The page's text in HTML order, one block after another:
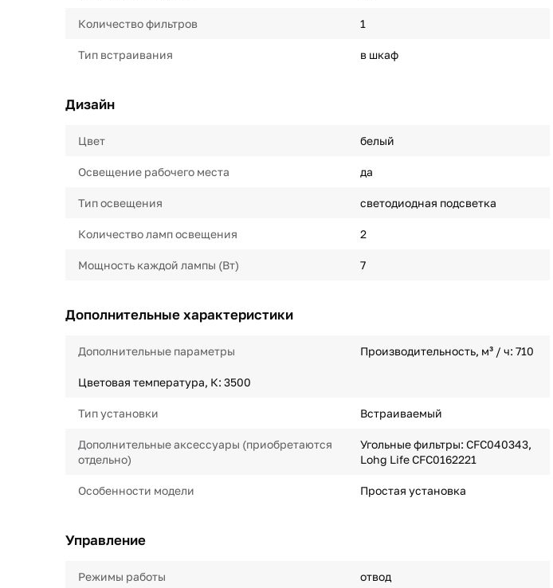
Количество фильтров 1
Тип встраивания в шкаф
Дизайн
Цвет белый
Освещение рабочего места да
Тип освещения светодиодная подсветка
Количество ламп освещения 2
Мощность каждой лампы (Вт) 7
Дополнительные характеристики
Дополнительные параметры Производительность, м³ / ч: 710
Цветовая температура, К: 3500
Тип установки Встраиваемый
Дополнительные аксессуары (приобретаются
отдельно)
Угольные фильтры: CFC040343,
Lohg Life CFC0162221
Особенности модели Простая установка
Управление
Режимы работы отвод